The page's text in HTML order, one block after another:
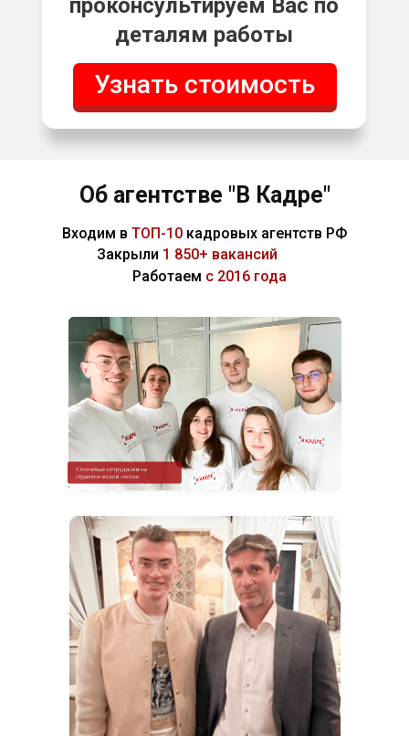
Об агентстве "В Кадре"
Входим в ТОП-10 кадровых агентств РФ
Работаем с 2016 года
Закрыли 1 850+ вакансий
Кроме подбора персонала мы
оказываем следующие услуги:
HR
Передача частично или полностью
функции подбора персонала
профессиональному HR-агентству
Узнать подробнее
HR отдел в аренду